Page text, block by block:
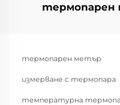
термопарен
термопарен метър
измерване с термопара
температурна